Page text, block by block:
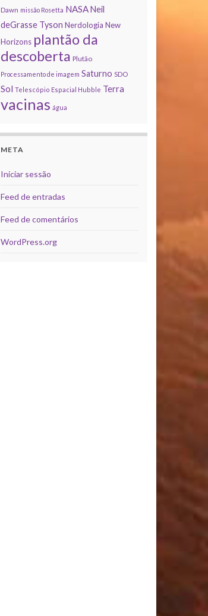
Dawn missão Rosetta NASA Neil
deGrasse Tyson Nerdologia New
Horizons plantão da
descoberta Plutão
Processamento de imagem Saturno SDO
Sol Telescópio Espacial Hubble Terra
vacinas água
META
Iniciar sessão
Feed de entradas
Feed de comentários
WordPress.org